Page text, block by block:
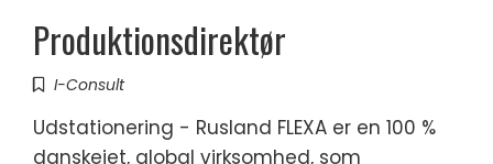
Produktionsdirektør
I-Consult
Udstationering - Rusland FLEXA er en 100 %
danskejet, global virksomhed, som